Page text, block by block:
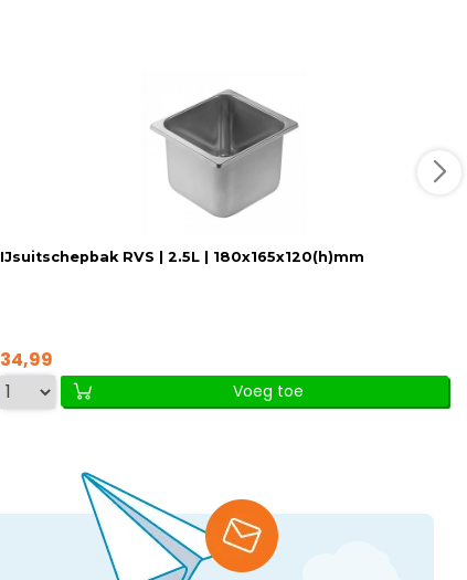
IJsuitschepbak RVS | 2.5L | 180x165x120(h)mm
34,99
Voeg toe